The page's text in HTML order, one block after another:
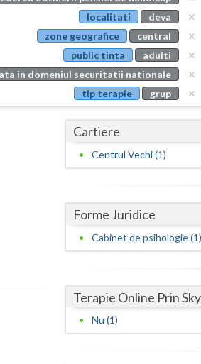
Buzau
Calarasi
Caras-
Cluj
Galati
Gorj
localitati
deva
zone geografice
central
public tinta
adulti
in domeniul securitatii nationale
tip terapie
grup
Cartiere
Centrul Vechi (1)
Forme Juridice
Cabinet de psihologie (1)
Terapie Online Prin
Nu (1)